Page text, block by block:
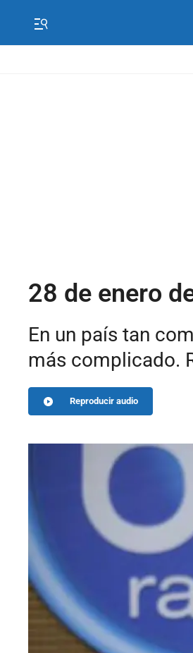
28 de enero
En un país tan
más complicado.
Reproducir audio